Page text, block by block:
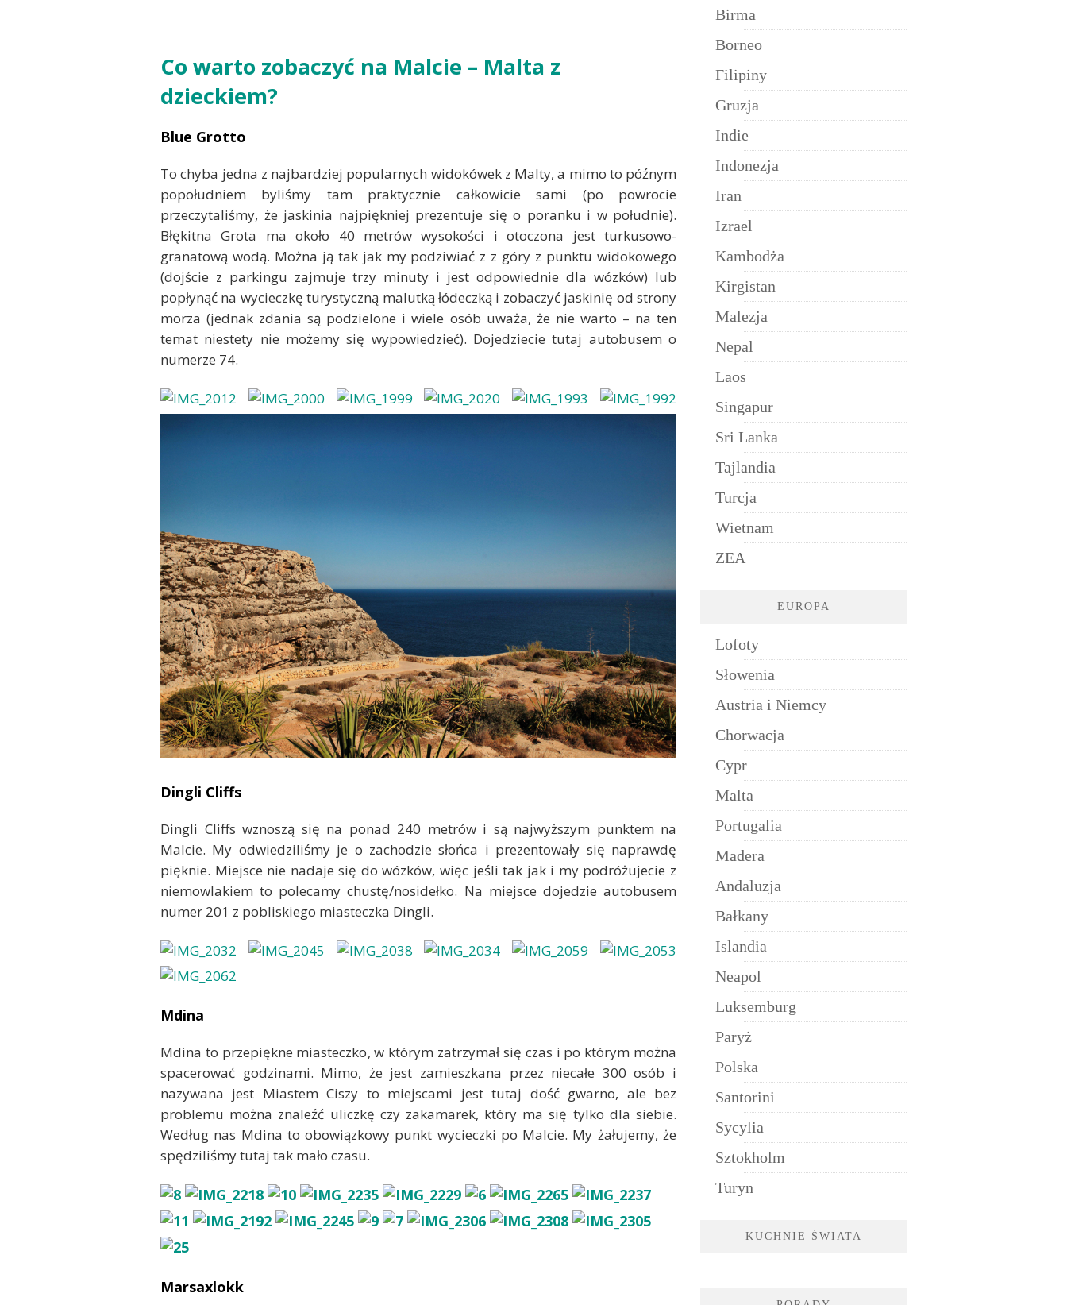
Co warto zobaczyć na Malcie – Malta z
dzieckiem?
Blue Grotto
To chyba jedna z najbardziej popularnych widokówek z Malty, a mimo to późnym
popołudniem byliśmy tam praktycznie całkowicie sami (po powrocie
przeczytaliśmy, że jaskinia najpiękniej prezentuje się o poranku i w południe).
Błękitna Grota ma około 40 metrów wysokości i otoczona jest turkusowo-
granatową wodą. Można ją tak jak my podziwiać z z góry z punktu widokowego
(dojście z parkingu zajmuje trzy minuty i jest odpowiednie dla wózków) lub
popłynąć na wycieczkę turystyczną malutką łódeczką i zobaczyć jaskinię od strony
morza (jednak zdania są podzielone i wiele osób uważa, że nie warto – na ten
temat niestety nie możemy się wypowiedzieć). Dojedziecie tutaj autobusem o
numerze 74.
Dingli Cliffs
Dingli Cliffs wznoszą się na ponad 240 metrów i są najwyższym punktem na
Malcie. My odwiedziliśmy je o zachodzie słońca i prezentowały się naprawdę
pięknie. Miejsce nie nadaje się do wózków, więc jeśli tak jak i my podróżujecie z
niemowlakiem to polecamy chustę/nosidełko. Na miejsce dojedzie autobusem
numer 201 z pobliskiego miasteczka Dingli.
Mdina
Mdina to przepiękne miasteczko, w którym zatrzymał się czas i po którym można
spacerować godzinami. Mimo, że jest zamieszkana przez niecałe 300 osób i
nazywana jest Miastem Ciszy to miejscami jest tutaj dość gwarno, ale bez
problemu można znaleźć uliczkę czy zakamarek, który ma się tylko dla siebie.
Według nas Mdina to obowiązkowy punkt wycieczki po Malcie. My żałujemy, że
spędziliśmy tutaj tak mało czasu.
Marsaxlokk
Birma
Borneo
Filipiny
Gruzja
Indie
Indonezja
Iran
Izrael
Kambodża
Kirgistan
Malezja
Nepal
Laos
Singapur
Sri Lanka
Tajlandia
Turcja
Wietnam
ZEA
EUROPA
Lofoty
Słowenia
Austria i Niemcy
Chorwacja
Cypr
Malta
Portugalia
Madera
Andaluzja
Bałkany
Islandia
Neapol
Luksemburg
Paryż
Polska
Santorini
Sycylia
Sztokholm
Turyn
KUCHNIE ŚWIATA